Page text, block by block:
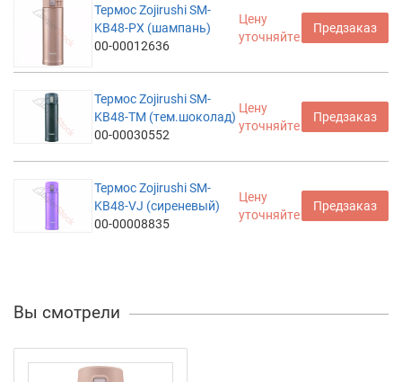
Термос Zojirushi SM-
KB48-PX (шампань)
00-00012636
Цену
уточняйте
Предзаказ
Термос Zojirushi SM-
KB48-TM (тем.шоколад)
00-00030552
Цену
уточняйте
Предзаказ
Термос Zojirushi SM-
KB48-VJ (сиреневый)
00-00008835
Цену
уточняйте
Предзаказ
Вы смотрели